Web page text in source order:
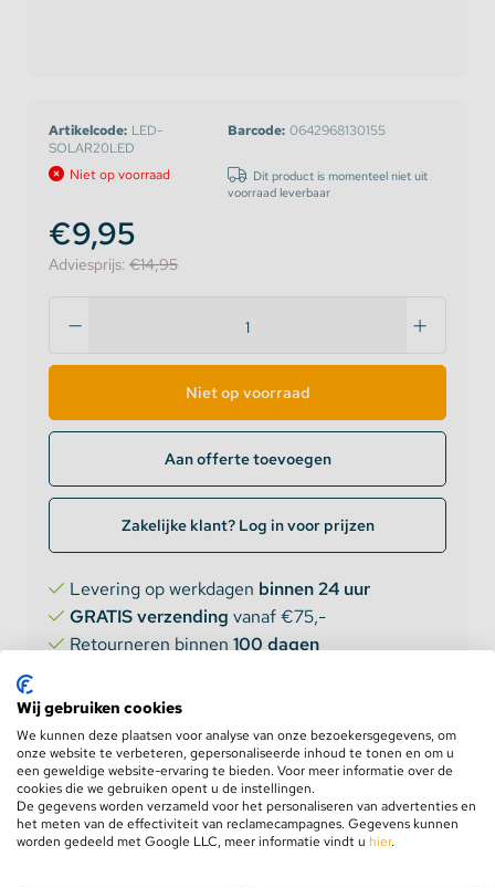
Artikelcode: LED-
SOLAR20LED
Barcode: 0642968130155
Niet op voorraad
Dit product is momenteel niet uit
voorraad leverbaar
€9,95
Adviesprijs: €14,95
Niet op voorraad
Aan offerte toevoegen
Zakelijke klant? Log in voor prijzen
Levering op werkdagen binnen 24 uur
GRATIS verzending vanaf €75,-
Retourneren binnen 100 dagen
Product informatie
Wij gebruiken cookies
We kunnen deze plaatsen voor analyse van onze bezoekersgegevens, om
onze website te verbeteren, gepersonaliseerde inhoud te tonen en om u
een geweldige website-ervaring te bieden. Voor meer informatie over de
cookies die we gebruiken opent u de instellingen.
De gegevens worden verzameld voor het personaliseren van advertenties en
het meten van de effectiviteit van reclamecampagnes. Gegevens kunnen
worden gedeeld met Google LLC, meer informatie vindt u hier.